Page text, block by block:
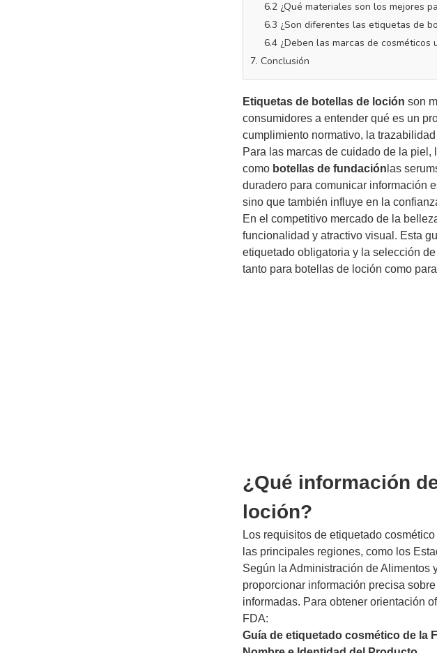
6.2 ¿Qué materiales son los mejores
6.3 ¿Son diferentes las etiquetas de
6.4 ¿Deben las marcas de
7. Conclusión
Etiquetas de botellas de loción son
consumidores a entender qué es un
cumplimiento normativo, la
Para las marcas de cuidado de la
como botellas de fundación las
duradero para comunicar información
sino que también influye en la
En el competitivo mercado de la
funcionalidad y atractivo visual. Esta
etiquetado obligatoria y la selección
tanto para botellas de loción como
¿Qué información
loción?
Los requisitos de etiquetado
las principales regiones, como los
Según la Administración de Alimentos
proporcionar información precisa
informadas. Para obtener orientación
FDA:
Guía de etiquetado cosmético de la